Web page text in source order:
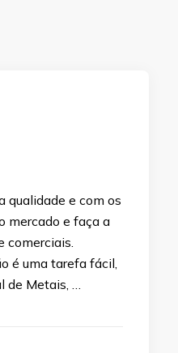
qualidade e com os
mercado e faça a
comerciais.
é uma tarefa fácil,
de Metais, …